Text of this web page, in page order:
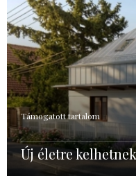
Támogatott tartalom
Új életre